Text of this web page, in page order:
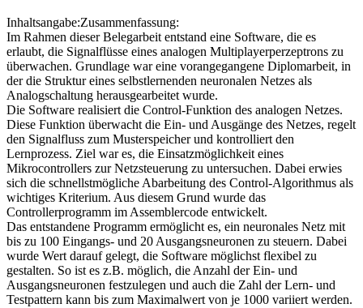
Inhaltsangabe:Zusammenfassung:
Im Rahmen dieser Belegarbeit entstand eine Software, die es
erlaubt, die Signalflüsse eines analogen Multiplayerperzeptrons zu
überwachen. Grundlage war eine vorangegangene Diplomarbeit, in
der die Struktur eines selbstlernenden neuronalen Netzes als
Analogschaltung herausgearbeitet wurde.
Die Software realisiert die Control-Funktion des analogen Netzes.
Diese Funktion überwacht die Ein- und Ausgänge des Netzes, regelt
den Signalfluss zum Musterspeicher und kontrolliert den
Lernprozess. Ziel war es, die Einsatzmöglichkeit eines
Mikrocontrollers zur Netzsteuerung zu untersuchen. Dabei erwies
sich die schnellstmögliche Abarbeitung des Control-Algorithmus als
wichtiges Kriterium. Aus diesem Grund wurde das
Controllerprogramm im Assemblercode entwickelt.
Das entstandene Programm ermöglicht es, ein neuronales Netz mit
bis zu 100 Eingangs- und 20 Ausgangsneuronen zu steuern. Dabei
wurde Wert darauf gelegt, die Software möglichst flexibel zu
gestalten. So ist es z.B. möglich, die Anzahl der Ein- und
Ausgangsneuronen festzulegen und auch die Zahl der Lern- und
Testpattern kann bis zum Maximalwert von je 1000 variiert werden.